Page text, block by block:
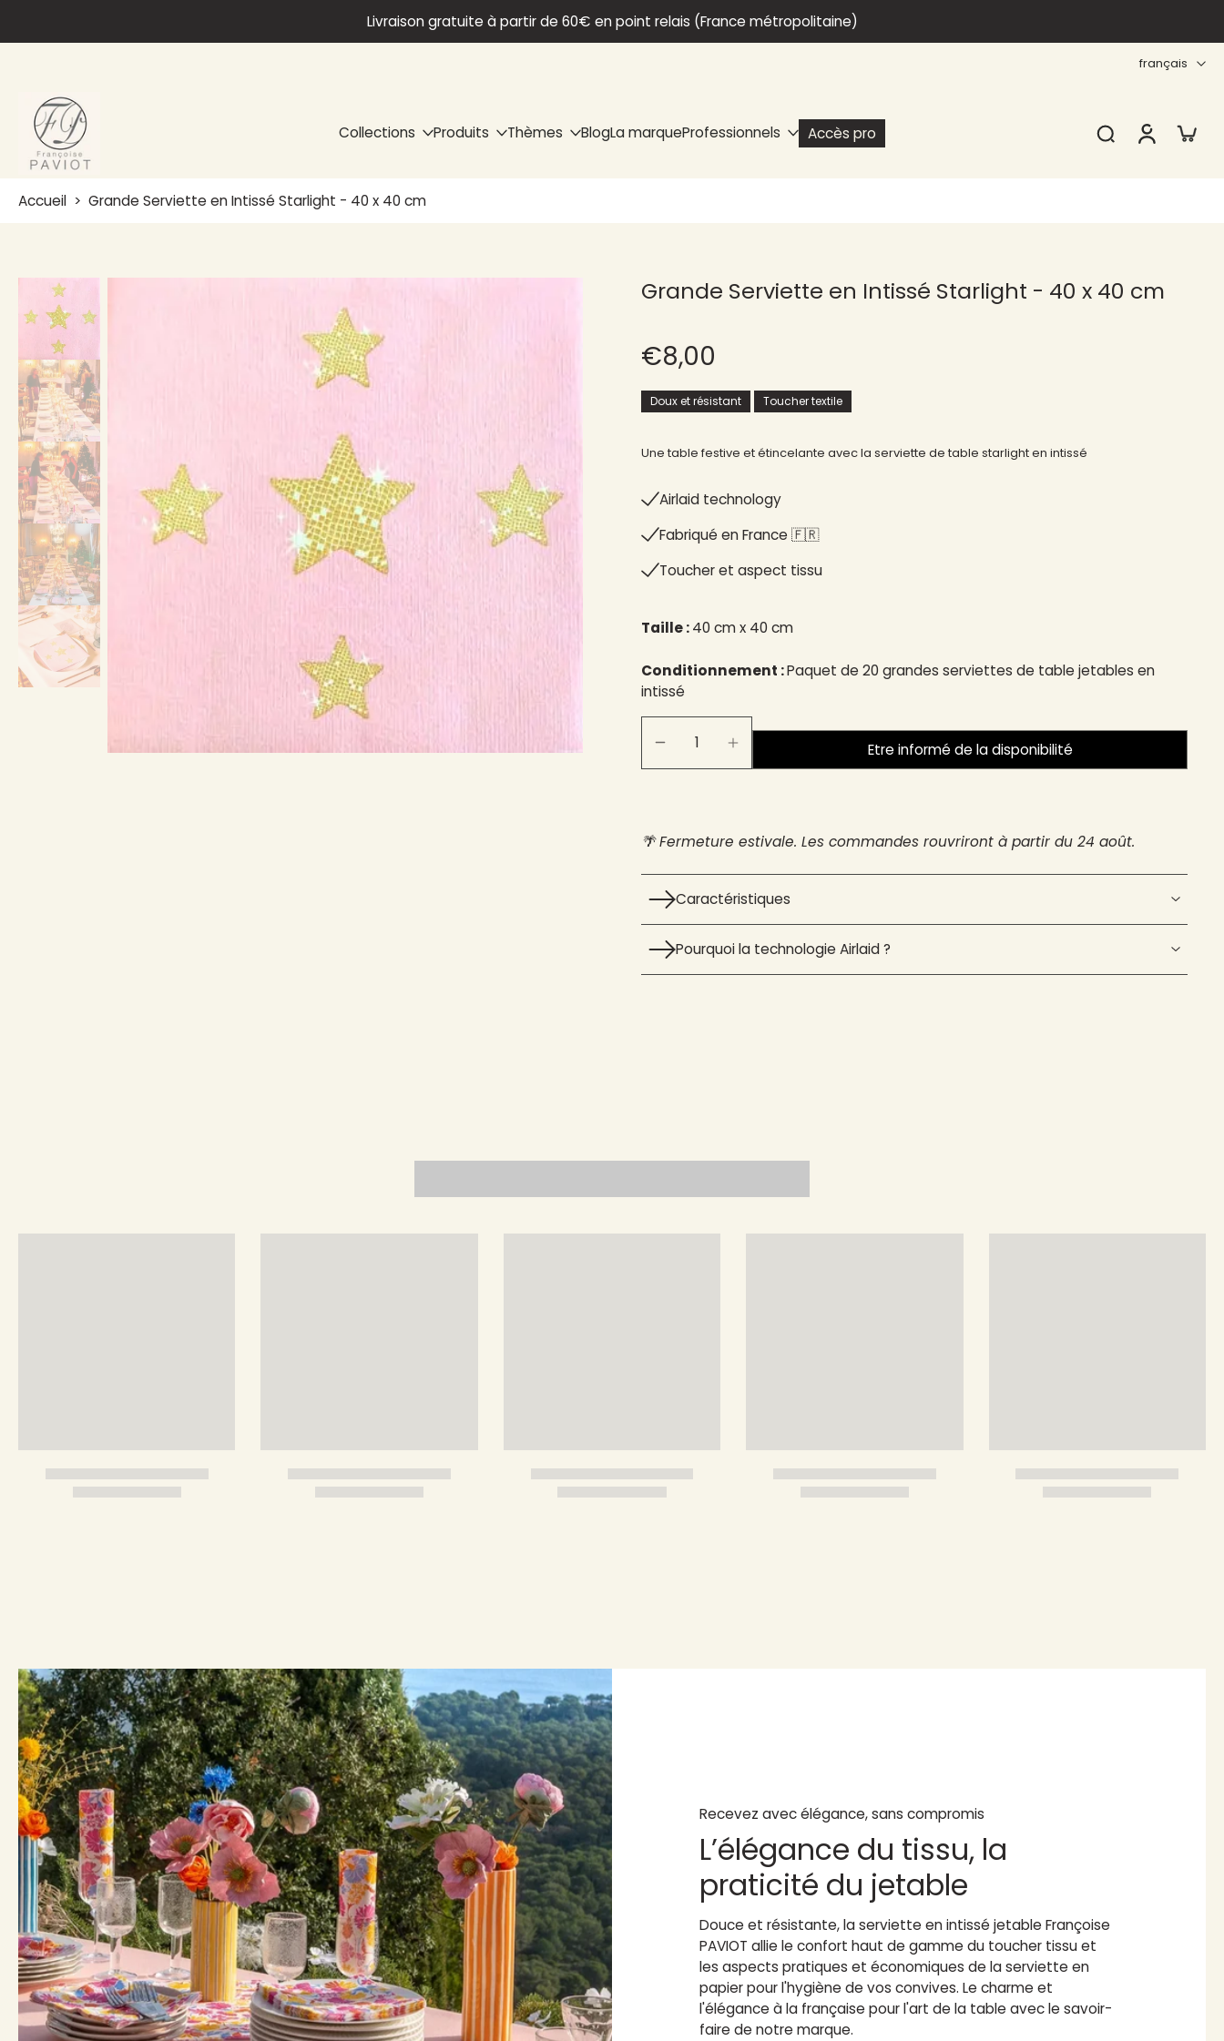
au
Livraison gratuite à partir de 60€ en point relais (France métropolitaine)
français
Collections Produits Thèmes BlogLa marqueProfessionnels Accès pro
Accueil > Grande Serviette en Intissé Starlight - 40 x 40 cm
Passer
aux
informations
sur
le
produit
Grande Serviette en Intissé Starlight - 40 x 40 cm
€8,00
Doux et résistant Toucher textile
Une table festive et étincelante avec la serviette de table starlight en intissé
Airlaid technology
Fabriqué en France 🇫🇷​
Toucher et aspect tissu
Taille :40 cm x 40 cm
Conditionnement :Paquet de 20 grandes serviettes de table jetables en
intissé
Etre informé de la disponibilité
🌴 Fermeture estivale. Les commandes rouvriront à partir du 24 août.
Caractéristiques
Pourquoi la technologie Airlaid ?
Recevez avec élégance, sans compromis
L’élégance du tissu, la
praticité du jetable
Douce et résistante, la serviette en intissé jetable Françoise
PAVIOT allie le confort haut de gamme du toucher tissu et
les aspects pratiques et économiques de la serviette en
papier pour l'hygiène de vos convives. Le charme et
l'élégance à la française pour l'art de la table avec le savoir-
faire de notre marque.